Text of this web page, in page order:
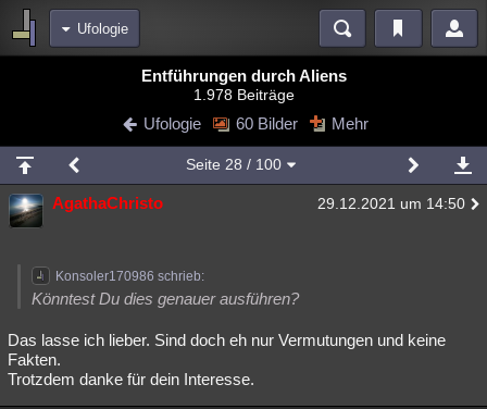
Ufologie
Blogs Videos
Chat Wiki Neuigkeiten
meine Rubriken
Menschen Wissenschaft Mystery Kriminalfälle
Natur Umfragen Unterhaltung
Philosophie
Astronomie Helpdesk Gruppen Gaming Filme
Entführungen durch Aliens
1.978 Beiträge
Ufologie 60 Bilder Mehr
Seite 28 / 100
AgathaChristo 29.12.2021 um 14:50
Konsoler170986 schrieb:
Könntest Du dies genauer ausführen?
Das lasse ich lieber. Sind doch eh nur Vermutungen und keine
Fakten.
Trotzdem danke für dein Interesse.